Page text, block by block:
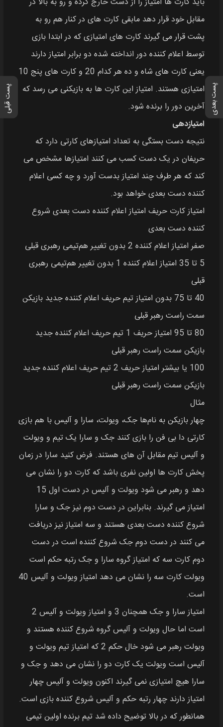
مقابل خود قرار دهد مابقی کارت‌ های در کنار هم رو به
پشت قرار می‌ گیرند کارت‌ های امتیازی که در ابتدا بازی
توسط اعلام کننده دور انداخته شده دو برابر امتیاز دارند
یعنی کارت‌ های شاه و ده هر کدام 20 و کارت‌ های پنج 10
امتیازی هستند. امتیاز این کارت‌ ها به بازیکنی می‌ رسد که
آخرین دور را برنده شود.
امتیازدهی
نتیجه دست بستگی به تعداد امتیازهای کارتی دارد که
حریفان در یک دست کسب می‌ کنند امتیاز‌ها مشخص می‌
کند که هر طرف چند امتیاز بدست آورد و چه کسی اعلام
کننده دست بعدی خواهد بود.
امتیاز کارت حریف امتیاز اعلام کننده دست بعدی شروع
کننده دست بعدی
صفر امتیاز اعلام کننده 2 بدون تغییر هم‌تیمی رهبری قبلی
5 تا 35 امتیاز اعلام کننده 1 بدون تغییر هم‌تیمی رهبری
قبلی
40 تا 75 بدون امتیاز تیم حریف اعلام کننده جدید بازیکن
سمت راست رهبر قبلی
80 تا 95 امتیاز حریف 1 تیم حریف اعلام کننده جدید
بازیکن سمت راست رهبر قبلی
100 یا بیشتر امتیاز حریف 2 تیم حریف اعلام کننده جدید
بازیکن سمت راست رهبر قبلی
مثال
چهار بازیکن به نام‌ها جک، ویولت، سارا و آلیس با هم بازی
کارتی دا بی فن را بازی کنند جک و سارا یک تیم و ویولت
و آلیس تیم مقابل آن‌ های هستند. فرض کنید سارا در زمان
پخش کارت‌ ها اولین نفری باشد که کارت دو را نشان می‌
دهد و رهبر می‌ شود ویولت و آلیس در دست اول 15
امتیاز می‌ گیرند. بنابراین در دست دوم نیز جک و سارا
شروع کننده دست بعدی هستند و سه امتیاز نیز دریافت
می‌ کنند در دست دوم جک شروع کننده است در دست
دوم کارت سه که امتیاز گروه سارا و جک رتبه حکم است
ویولت کارت سه را نشان می‌ دهد امتیاز ویولت و آلیس 40
است.
امتیاز سارا و جک همچنان 3 و امتیاز ویولت و آلیس 2
است اما حال ویولت و آلیس گروه شروع کننده هستند و
ویولت رهبر می‌ شود خال حکم 2 که امتیاز تیم ویولت و
آلیس است ویولت یک کارت دو را نشان می‌ دهد و جک و
سارا هیچ امتیازی نمی‌ گیرند اکنون ویولت و آلیس چهار
امتیاز دارند چهار رتبه حکم و آلیس شروع کننده بازی است.
همانطور که در بالا توضیح داده شد تیم برنده اولین تیمی
پست بعدی پست قبلی